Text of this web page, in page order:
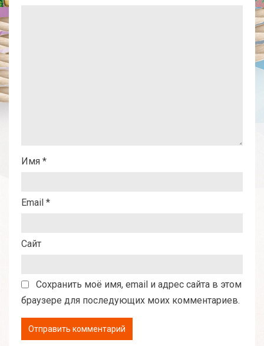
Имя *
Email *
Сайт
Сохранить моё имя, email и адрес сайта в этом
браузере для последующих моих комментариев.